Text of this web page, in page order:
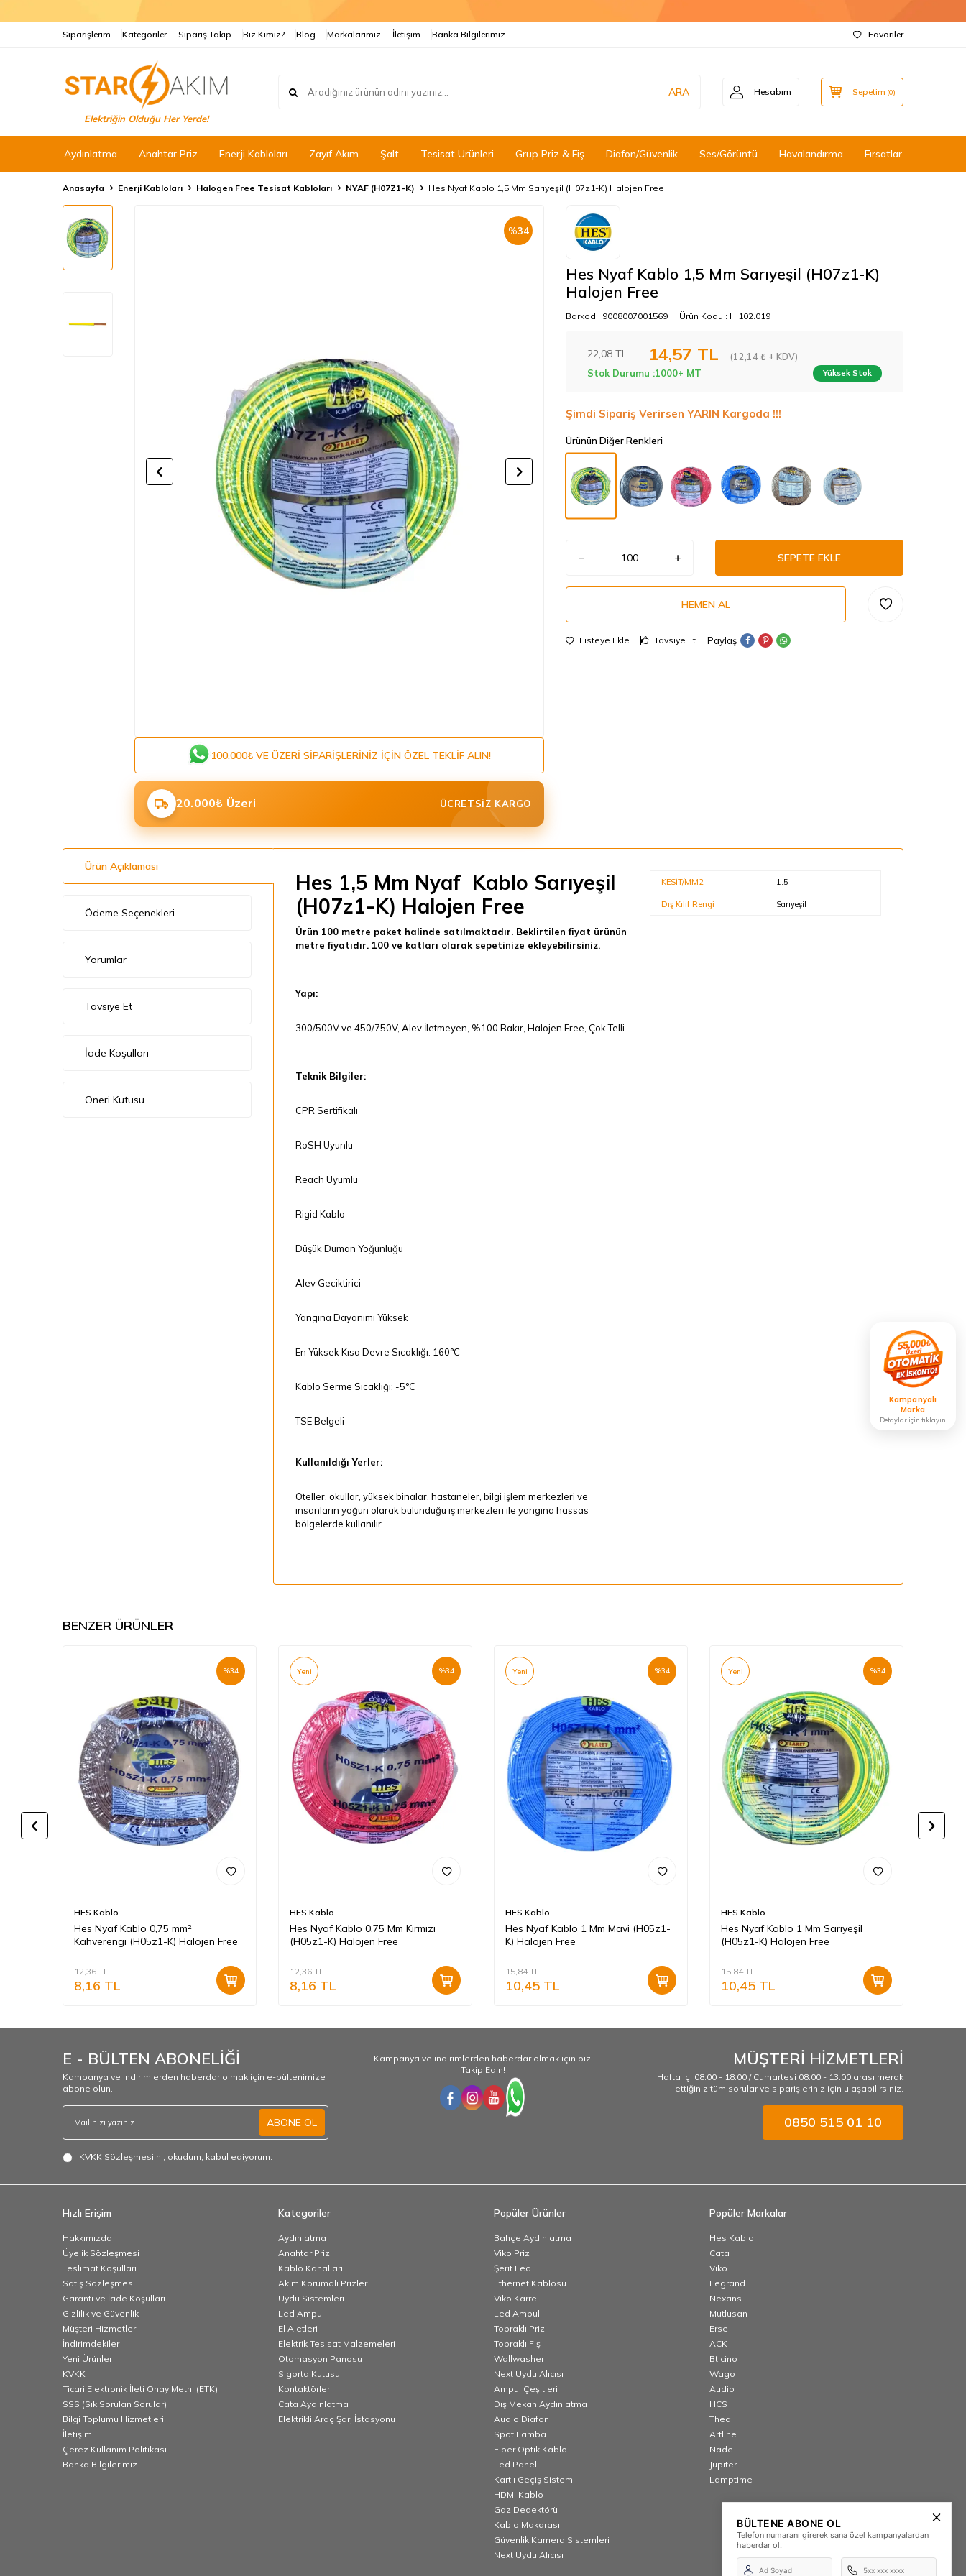
Siparişlerim Kategoriler Sipariş Takip Biz Kimiz? Blog Markalarımız İletişim Banka Bilgilerimiz Favoriler
Elektriğin Olduğu Her Yerde!
ARA Hesabım Sepetim (0)
Aydınlatma Anahtar Priz Enerji Kabloları Zayıf Akım Şalt Tesisat Ürünleri Grup Priz & Fiş Diafon/Güvenlik Ses/Görüntü Havalandırma Fırsatlar
Anasayfa Enerji Kabloları Halogen Free Tesisat Kabloları NYAF (H07Z1-K) Hes Nyaf Kablo 1,5 Mm Sarıyeşil (H07z1-K) Halojen Free
%34
100.000₺ VE ÜZERI SIPARIŞLERINIZ IÇIN ÖZEL TEKLIF ALIN!
20.000₺ Üzeri ÜCRETSIZ KARGO
Hes Nyaf Kablo 1,5 Mm Sarıyeşil (H07z1-K)
Halojen Free
Barkod : 9008007001569 Ürün Kodu : H.102.019
22,08TL 14,57 TL
(12,14 ₺ + KDV)
Stok Durumu :1000+ MT Yüksek Stok
Şimdi Sipariş Verirsen YARIN Kargoda !!!
Ürünün Diğer Renkleri
SEPETE EKLE
HEMEN AL
Listeye Ekle Tavsiye Et Paylaş
Ürün Açıklaması
Ödeme Seçenekleri
Yorumlar
Tavsiye Et
İade Koşulları
Öneri Kutusu
Hes 1,5 Mm Nyaf Kablo Sarıyeşil
(H07z1-K) Halojen Free
Ürün 100 metre paket halinde satılmaktadır. Beklirtilen fiyat ürünün
metre fiyatıdır. 100 ve katları olarak sepetinize ekleyebilirsiniz.
Yapı:
300/500V ve 450/750V, Alev İletmeyen, %100 Bakır, Halojen Free, Çok Telli
Teknik Bilgiler:
CPR Sertifikalı
RoSH Uyunlu
Reach Uyumlu
Rigid Kablo
Düşük Duman Yoğunluğu
Alev Geciktirici
Yangına Dayanımı Yüksek
En Yüksek Kısa Devre Sıcaklığı: 160°C
Kablo Serme Sıcaklığı: -5°C
TSE Belgeli
Kullanıldığı Yerler:
Oteller, okullar, yüksek binalar, hastaneler, bilgi işlem merkezleri ve
insanların yoğun olarak bulunduğu iş merkezleri ile yangına hassas
bölgelerde kullanılır.
KESİT/MM2 1.5
Dış Kılıf Rengi Sarıyeşil
BENZER ÜRÜNLER
%34
HES Kablo
Hes Nyaf Kablo 0,75 mm²
Kahverengi (H05z1-K) Halojen Free
12,36TL
8,16 TL
%34
Yeni
HES Kablo
Hes Nyaf Kablo 0,75 Mm Kırmızı
(H05z1-K) Halojen Free
12,36TL
8,16 TL
%34
Yeni
HES Kablo
Hes Nyaf Kablo 1 Mm Mavi (H05z1-
K) Halojen Free
15,84TL
10,45 TL
%34
Yeni
HES Kablo
Hes Nyaf Kablo 1 Mm Sarıyeşil
(H05z1-K) Halojen Free
15,84TL
10,45 TL
E - BÜLTEN ABONELİĞİ
Kampanya ve indirimlerden haberdar olmak için e-bültenimize
abone olun.
ABONE OL
KVKK Sözleşmesi'ni, okudum, kabul ediyorum.
Kampanya ve indirimlerden haberdar olmak için bizi
Takip Edin!
MÜŞTERİ HİZMETLERİ
Hafta içi 08:00 - 18:00 / Cumartesi 08:00 - 13:00 arası merak
ettiğiniz tüm sorular ve siparişleriniz için ulaşabilirsiniz.
0850 515 01 10
Hızlı Erişim
Hakkımızda
Üyelik Sözleşmesi
Teslimat Koşulları
Satış Sözleşmesi
Garanti ve İade Koşulları
Gizlilik ve Güvenlik
Müşteri Hizmetleri
İndirimdekiler
Yeni Ürünler
KVKK
Ticari Elektronik İleti Onay Metni (ETK)
SSS (Sık Sorulan Sorular)
Bilgi Toplumu Hizmetleri
İletişim
Çerez Kullanım Politikası
Banka Bilgilerimiz
Kategoriler
Aydınlatma
Anahtar Priz
Kablo Kanalları
Akım Korumalı Prizler
Uydu Sistemleri
Led Ampul
El Aletleri
Elektrik Tesisat Malzemeleri
Otomasyon Panosu
Sigorta Kutusu
Kontaktörler
Cata Aydınlatma
Elektrikli Araç Şarj İstasyonu
Popüler Ürünler
Bahçe Aydınlatma
Viko Priz
Şerit Led
Ethernet Kablosu
Viko Karre
Led Ampul
Topraklı Priz
Topraklı Fiş
Wallwasher
Next Uydu Alıcısı
Ampul Çeşitleri
Dış Mekan Aydınlatma
Audio Diafon
Spot Lamba
Fiber Optik Kablo
Led Panel
Kartlı Geçiş Sistemi
HDMI Kablo
Gaz Dedektörü
Kablo Makarası
Güvenlik Kamera Sistemleri
Next Uydu Alıcısı
Popüler Markalar
Hes Kablo
Cata
Viko
Legrand
Nexans
Mutlusan
Erse
ACK
Bticino
Wago
Audio
HCS
Thea
Artline
Nade
Jupiter
Lamptime
Kampanyalı
Marka
Detaylar için tıklayın
BÜLTENE ABONE OL
Telefon numaranı girerek sana özel kampanyalardan
haberdar ol.